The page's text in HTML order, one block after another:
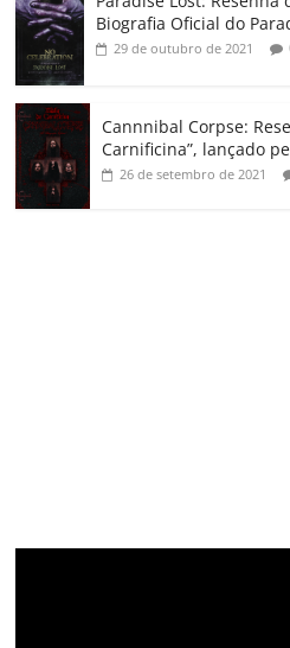
Biografia Oficial do
29 de outubro de 2021
Cannnibal Corpse:
Carnificina”, lançado
26 de setembro de 2021